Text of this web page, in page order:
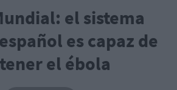
el sistema
es capaz de
el ébola